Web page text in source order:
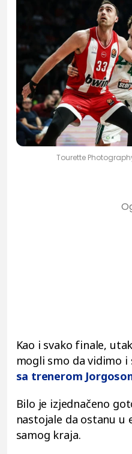
Tourette
Kao i svako finale,
mogli smo da vidimo i
sa trenerom
Bilo je izjednačeno
nastojale da ostanu u
samog kraja.